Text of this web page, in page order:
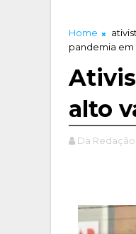
Home
pandemia em
alto
Da Redação